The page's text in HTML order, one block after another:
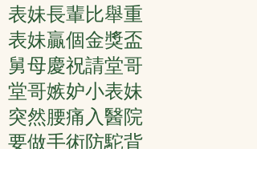
表妹長輩比舉重
表妹贏個金獎盃
舅母慶祝請堂哥
堂哥嫉妒小表妹
突然腰痛入醫院
要做手術防駝背